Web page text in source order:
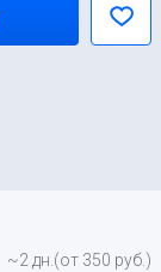
~2 дн.(от 350 руб.)